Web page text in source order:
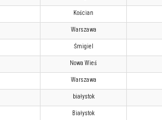
Kościan
Warszawa
Śmigiel
Nowa Wieś
Warszawa
białystok
Białystok